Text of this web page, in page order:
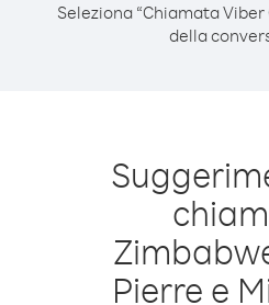
Seleziona “Chiamata
della
Pierre e